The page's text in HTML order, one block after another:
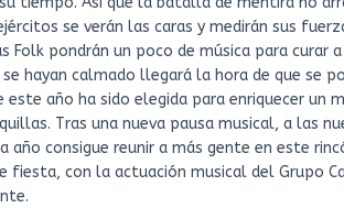
se verán las caras y medirán sus
Folk pondrán un poco de música para curar
hayan calmado llegará la hora de que se
este año ha sido elegida para enriquecer un
Tras una nueva pausa musical, a las
año consigue reunir a más gente en este
fiesta, con la actuación musical del Grupo